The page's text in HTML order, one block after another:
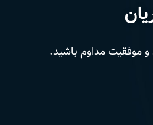
و موفقیت مداوم باشید.